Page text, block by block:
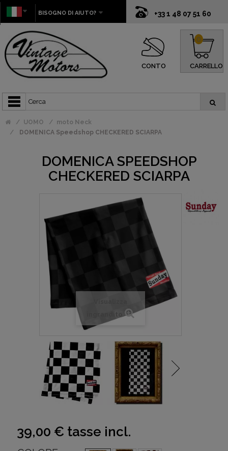
+33 1 48 07 51 60
BISOGNO DI AIUTO?
CONTO CARRELLO
0
UOMO
moto Neck
DOMENICA Speedshop CHECKERED SCIARPA
DOMENICA SPEEDSHOP
CHECKERED SCIARPA
39,00 € tasse incl.